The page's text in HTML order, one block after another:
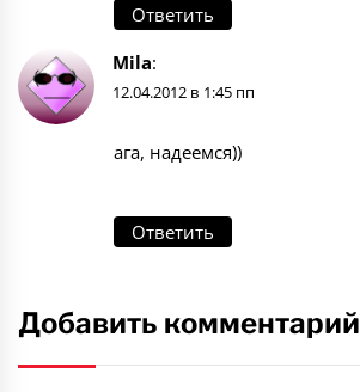
Ответить
Mila:
12.04.2012 в 1:45 пп
ага, надеемся))
Ответить
Добавить комментарий